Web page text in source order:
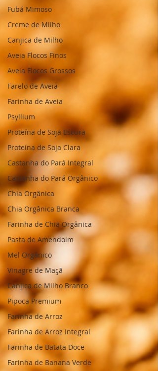
Fubá Mimoso
Creme de Milho
Canjica de Milho
Aveia Flocos Finos
Aveia Flocos Grossos
Farelo de Aveia
Farinha de Aveia
Psyllium
Proteína de Soja Escura
Proteína de Soja Clara
Castanha do Pará Integral
Castanha do Pará Orgânico
Chia Orgânica
Chia Orgânica Branca
Farinha de Chia Orgânica
Pasta de Amendoim
Mel Orgânico
Vinagre de Maçã
Canjica de Milho Branco
Pipoca Premium
Farinha de Arroz
Farinha de Arroz Integral
Farinha de Batata Doce
Farinha de Banana Verde